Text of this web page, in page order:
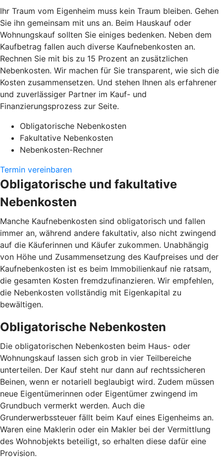
Ihr Traum vom Eigenheim muss kein Traum bleiben. Gehen
Sie ihn gemeinsam mit uns an. Beim Hauskauf oder
Wohnungskauf sollten Sie einiges bedenken. Neben dem
Kaufbetrag fallen auch diverse Kaufnebenkosten an.
Rechnen Sie mit bis zu 15 Prozent an zusätzlichen
Nebenkosten. Wir machen für Sie transparent, wie sich die
Kosten zusammensetzen. Und stehen Ihnen als erfahrener
und zuverlässiger Partner im Kauf- und
Finanzierungsprozess zur Seite.
Obligatorische Nebenkosten
Fakultative Nebenkosten
Nebenkosten-Rechner
Termin vereinbaren
Obligatorische und fakultative
Nebenkosten
Manche Kaufnebenkosten sind obligatorisch und fallen
immer an, während andere fakultativ, also nicht zwingend
auf die Käuferinnen und Käufer zukommen. Unabhängig
von Höhe und Zusammensetzung des Kaufpreises und der
Kaufnebenkosten ist es beim Immobilienkauf nie ratsam,
die gesamten Kosten fremdzufinanzieren. Wir empfehlen,
die Nebenkosten vollständig mit Eigenkapital zu
bewältigen.
Obligatorische Nebenkosten
Die obligatorischen Nebenkosten beim Haus- oder
Wohnungskauf lassen sich grob in vier Teilbereiche
unterteilen. Der Kauf steht nur dann auf rechtssicheren
Beinen, wenn er notariell beglaubigt wird. Zudem müssen
neue Eigentümerinnen oder Eigentümer zwingend im
Grundbuch vermerkt werden. Auch die
Grunderwerbssteuer fällt beim Kauf eines Eigenheims an.
Waren eine Maklerin oder ein Makler bei der Vermittlung
des Wohnobjekts beteiligt, so erhalten diese dafür eine
Provision.